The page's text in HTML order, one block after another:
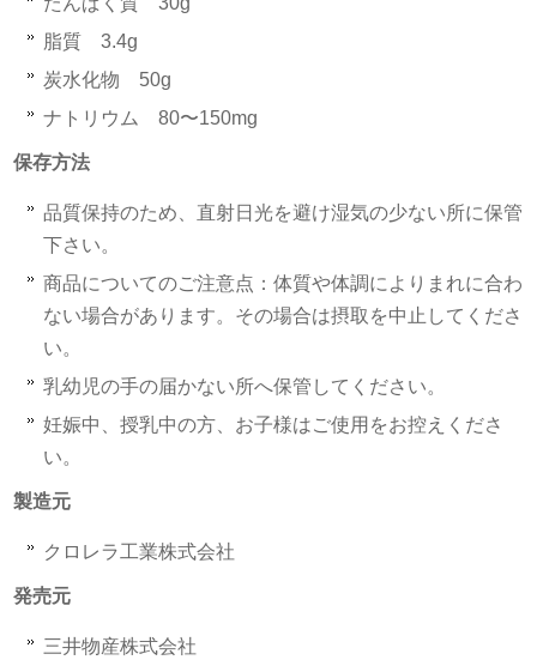
脂質 3.4g
炭水化物 50g
ナトリウム 80〜150mg
保存方法
品質保持のため、直射日光を避け湿気の少ない所に保管
下さい。
商品についてのご注意点：体質や体調によりまれに合わ
ない場合があります。その場合は摂取を中止してくださ
い。
乳幼児の手の届かない所へ保管してください。
妊娠中、授乳中の方、お子様はご使用をお控えくださ
い。
製造元
クロレラ工業株式会社
発売元
三井物産株式会社